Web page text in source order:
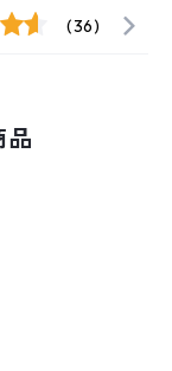
(36)
品